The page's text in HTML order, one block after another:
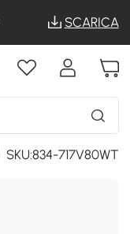
SCARICA
SKU:834-717V80WT